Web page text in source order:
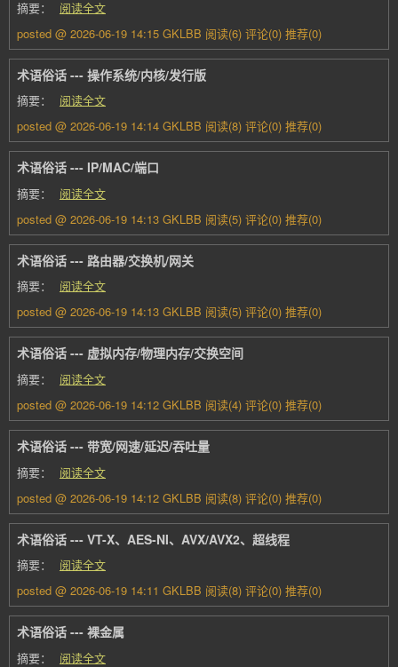
摘要：
阅读全文
posted @ 2026-06-19 14:15 GKLBB 阅读(6) 评论(0) 推荐(0)
术语俗话 --- 操作系统/内核/发行版
摘要：
阅读全文
posted @ 2026-06-19 14:14 GKLBB 阅读(8) 评论(0) 推荐(0)
术语俗话 --- IP/MAC/端口
摘要：
阅读全文
posted @ 2026-06-19 14:13 GKLBB 阅读(5) 评论(0) 推荐(0)
术语俗话 --- 路由器/交换机/网关
摘要：
阅读全文
posted @ 2026-06-19 14:13 GKLBB 阅读(5) 评论(0) 推荐(0)
术语俗话 --- 虚拟内存/物理内存/交换空间
摘要：
阅读全文
posted @ 2026-06-19 14:12 GKLBB 阅读(4) 评论(0) 推荐(0)
术语俗话 --- 带宽/网速/延迟/吞吐量
摘要：
阅读全文
posted @ 2026-06-19 14:12 GKLBB 阅读(8) 评论(0) 推荐(0)
术语俗话 --- VT-X、AES-NI、AVX/AVX2、超线程
摘要：
阅读全文
posted @ 2026-06-19 14:11 GKLBB 阅读(8) 评论(0) 推荐(0)
术语俗话 --- 裸金属
摘要：
阅读全文